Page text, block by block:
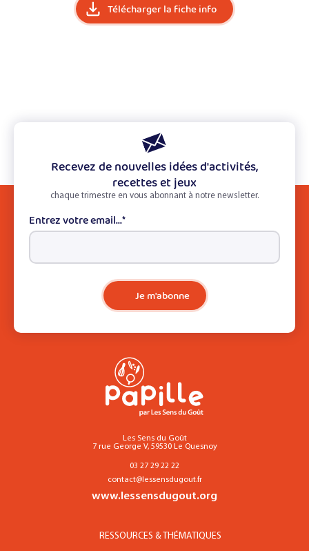
Télécharger la fiche info
Recevez de nouvelles idées d'activités,
recettes et jeux
chaque trimestre en vous abonnant à notre newsletter.
Entrez votre email...*
Je m'abonne
Les Sens du Goût
7 rue George V, 59530 Le Quesnoy
03 27 29 22 22
contact@lessensdugout.fr
www.lessensdugout.org
RESSOURCES & THÉMATIQUES